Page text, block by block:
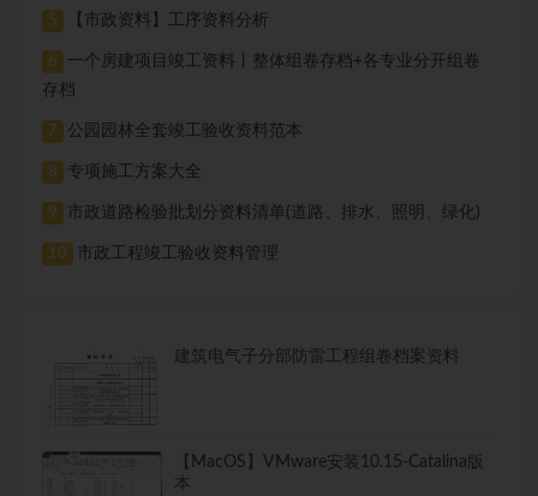
5 【市政资料】工序资料分析
6
一个房建项目竣工资料丨整体组卷存档+各专业分开组卷
存档
7 公园园林全套竣工验收资料范本
8 专项施工方案大全
9 市政道路检验批划分资料清单(道路、排水、照明、绿化)
10 市政工程竣工验收资料管理
建筑电气子分部防雷工程组卷档案资料
【MacOS】VMware安装10.15-Catalina版
本